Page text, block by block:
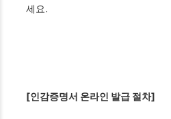
세요.
[인감증명서 온라인 발급 절차]